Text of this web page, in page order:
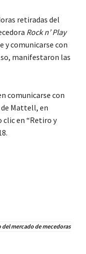
retiradas del
Rock n’ Play
y comunicarse con
manifestaron las
comunicarse con
Mattell, en
clic en “Retiro y
mercado de mecedoras